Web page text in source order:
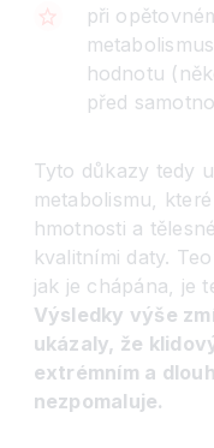
při
hodnotu
před
Tyto důkazy tedy
metabolismu,
hmotnosti a
kvalitními daty.
jak je chápána, je
Výsledky výše
ukázaly, že
extrémním a
nezpomaluje.